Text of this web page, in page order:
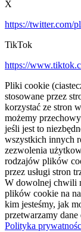
X
https://twitter.com/
TikTok
https://
Pliki cookie
stosowane przez
korzystać ze stron
możemy
jeśli jest to
wszystkich innych
zezwolenia
rodzajów plików
przez usługi stron
W dowolnej chwili
plików cookie na
kim jesteśmy, jak
przetwarzamy
Polityka